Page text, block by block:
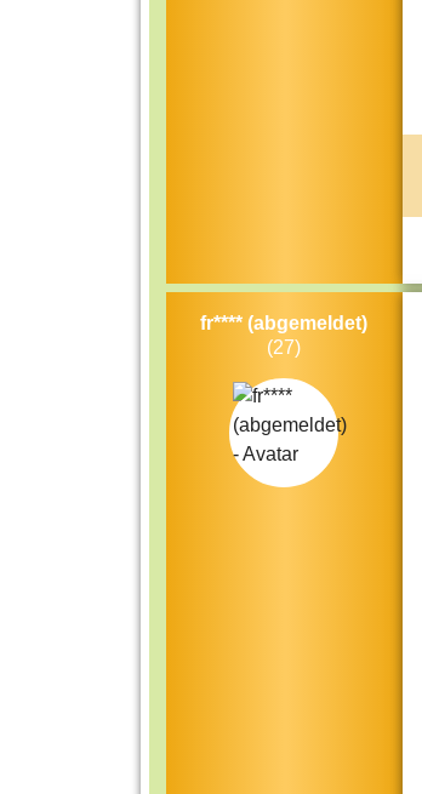
fr**** (abgemeldet)
(27)